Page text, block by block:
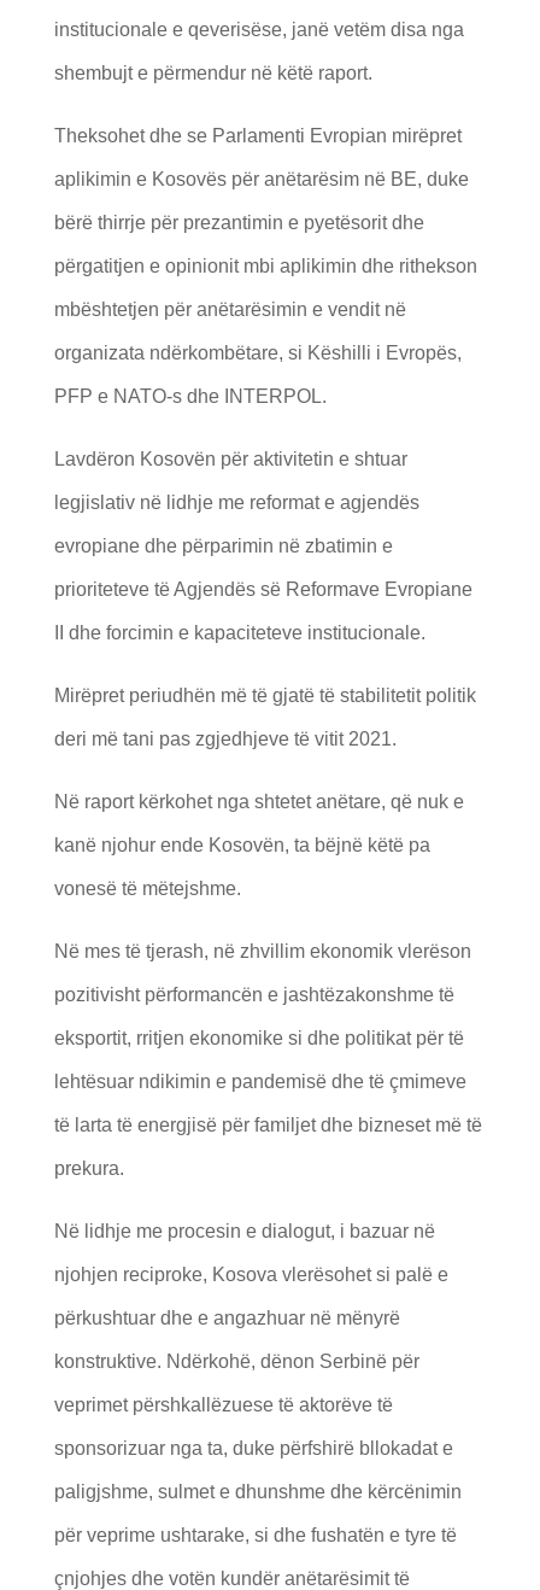
institucionale e qeverisëse, janë vetëm disa nga
shembujt e përmendur në këtë raport.
Theksohet dhe se Parlamenti Evropian mirëpret
aplikimin e Kosovës për anëtarësim në BE, duke
bërë thirrje për prezantimin e pyetësorit dhe
përgatitjen e opinionit mbi aplikimin dhe rithekson
mbështetjen për anëtarësimin e vendit në
organizata ndërkombëtare, si Këshilli i Evropës,
PFP e NATO-s dhe INTERPOL.
Lavdëron Kosovën për aktivitetin e shtuar
legjislativ në lidhje me reformat e agjendës
evropiane dhe përparimin në zbatimin e
prioriteteve të Agjendës së Reformave Evropiane
II dhe forcimin e kapaciteteve institucionale.
Mirëpret periudhën më të gjatë të stabilitetit politik
deri më tani pas zgjedhjeve të vitit 2021.
Në raport kërkohet nga shtetet anëtare, që nuk e
kanë njohur ende Kosovën, ta bëjnë këtë pa
vonesë të mëtejshme.
Në mes të tjerash, në zhvillim ekonomik vlerëson
pozitivisht përformancën e jashtëzakonshme të
eksportit, rritjen ekonomike si dhe politikat për të
lehtësuar ndikimin e pandemisë dhe të çmimeve
të larta të energjisë për familjet dhe bizneset më të
prekura.
Në lidhje me procesin e dialogut, i bazuar në
njohjen reciproke, Kosova vlerësohet si palë e
përkushtuar dhe e angazhuar në mënyrë
konstruktive. Ndërkohë, dënon Serbinë për
veprimet përshkallëzuese të aktorëve të
sponsorizuar nga ta, duke përfshirë bllokadat e
paligjshme, sulmet e dhunshme dhe kërcënimin
për veprime ushtarake, si dhe fushatën e tyre të
çnjohjes dhe votën kundër anëtarësimit të